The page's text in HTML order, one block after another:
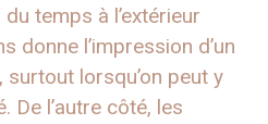
temps à l’extérieur
donne l’impression d’un
lorsqu’on peut y
De l’autre côté, les